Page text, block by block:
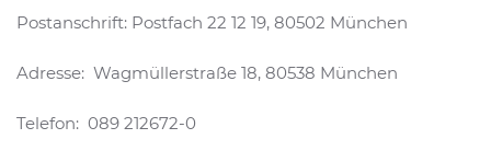
Postanschrift: Postfach 22 12 19, 80502 München
Adresse: Wagmüllerstraße 18, 80538 München
Telefon: 089 212672-0